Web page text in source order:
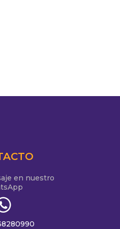
en nuestro